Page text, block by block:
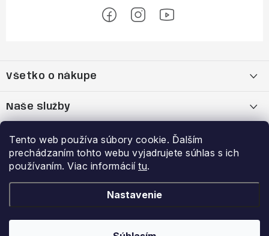
Tento web používa súbory cookie. Ďalším
prechádzaním tohto webu vyjadrujete súhlas s ich
používaním. Viac informácií tu.
Nastavenie
p
ä
t
Všetko o nákupe
OBCHODNÉ PODMIENKY
Zásady spracovania a ochrany osobných údajov
Reklamačný poriadok
Naše služby
Bootfitting - Tvarovanie Lyžiarok v Nitre
Dynamická analýza chodidla
Požičovňa lyží
Výhody a zľavy
Garancia najnižšej ceny
Prihlásenie